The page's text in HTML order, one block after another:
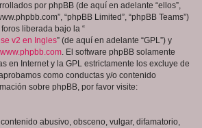
por phpBB (de aquí en adelante “ellos”,
“phpBB Limited”, “phpBB Teams”)
liberada bajo la “
v2 en Ingles” (de aquí en adelante “GPL”) y
www.phpbb.com. El software phpBB solamente
en Internet y la GPL estrictamente los excluye de
como conductas y/o contenido
sobre phpBB, por favor visite:
abusivo, obsceno, vulgar, difamatorio,